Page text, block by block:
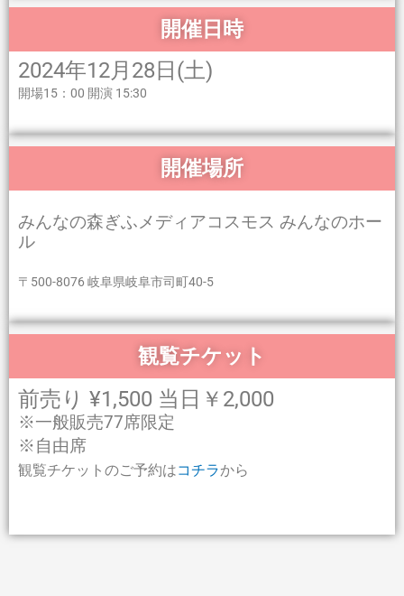
開催日時
2024年12月28日(土)
開場15：00 開演 15:30
開催場所
みんなの森ぎふメディアコスモス みんなのホー
ル
〒500-8076 岐阜県岐阜市司町40-5
観覧チケット
前売り ¥1,500 当日￥2,000
※一般販売77席限定
※自由席
観覧チケットのご予約はコチラから